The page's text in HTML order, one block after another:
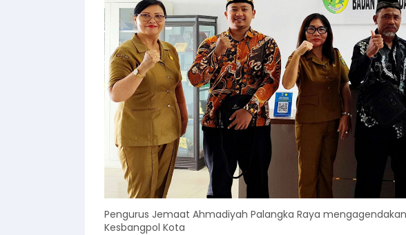
Pengurus Jemaat Ahmadiyah Palangka Raya
Kesbangpol Kota